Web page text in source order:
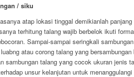
/ siku
atap lokasi tinggal demikianlah
terhitung talang wajib berbelok ikuti
Sampai-sampai seringkali
atau corong talang yang
sambungan talang yang cocok ukuran jenis
unsur kelanjutan untuk menanggulangi